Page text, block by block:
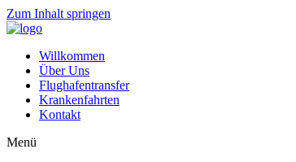
Zum Inhalt springen
Willkommen
Über Uns
Flughafentransfer
Krankenfahrten
Kontakt
Menü